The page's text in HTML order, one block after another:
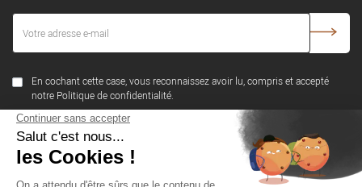
En cochant cette case, vous reconnaissez avoir lu, compris et accepté
notre Politique de confidentialité.
SUIVEZ-NOUS